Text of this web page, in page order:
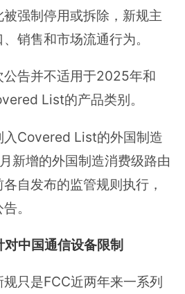
强制停用或拆除，新规主
销售和市场流通行为。
公告并不适用于2025年和
List的产品类别。
入Covered List的外国制造
新增的外国制造消费级路由
自发布的监管规则执行，
。
对中国通信设备限制
只是FCC近两年来一系列